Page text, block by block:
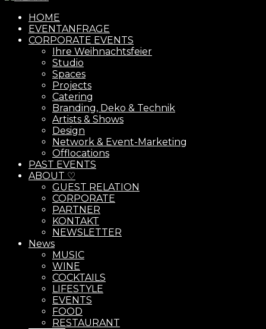
HOME
EVENTANFRAGE
CORPORATE EVENTS
Ihre Weihnachtsfeier
Studio
Spaces
Projects
Catering
Branding, Deko & Technik
Artists & Shows
Design
Network & Event-Marketing
Offlocations
PAST EVENTS
ABOUT ♡
GUEST RELATION
CORPORATE
PARTNER
KONTAKT
NEWSLETTER
News
MUSIC
WINE
COCKTAILS
LIFESTYLE
EVENTS
FOOD
RESTAURANT